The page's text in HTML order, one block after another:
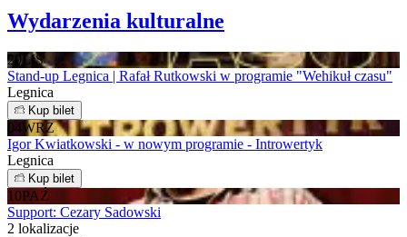
Wydarzenia kulturalne
20 LIS
Stand-up Legnica | Rafał Rutkowski w programie "Wehikuł czasu"
Legnica
Kup bilet
04WRZ
Igor Kwiatkowski - w nowym programie - Introwertyk
Legnica
Kup bilet
10PAŹ
Support: Cezary Sadowski
2 lokalizacje